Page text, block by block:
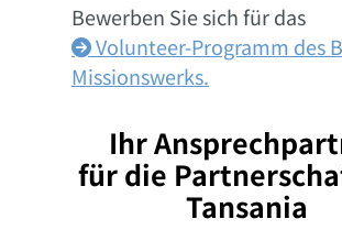
Bewerben Sie sich für das
 Volunteer-Programm des
Missionswerks.
Ihr
für die
Tansania